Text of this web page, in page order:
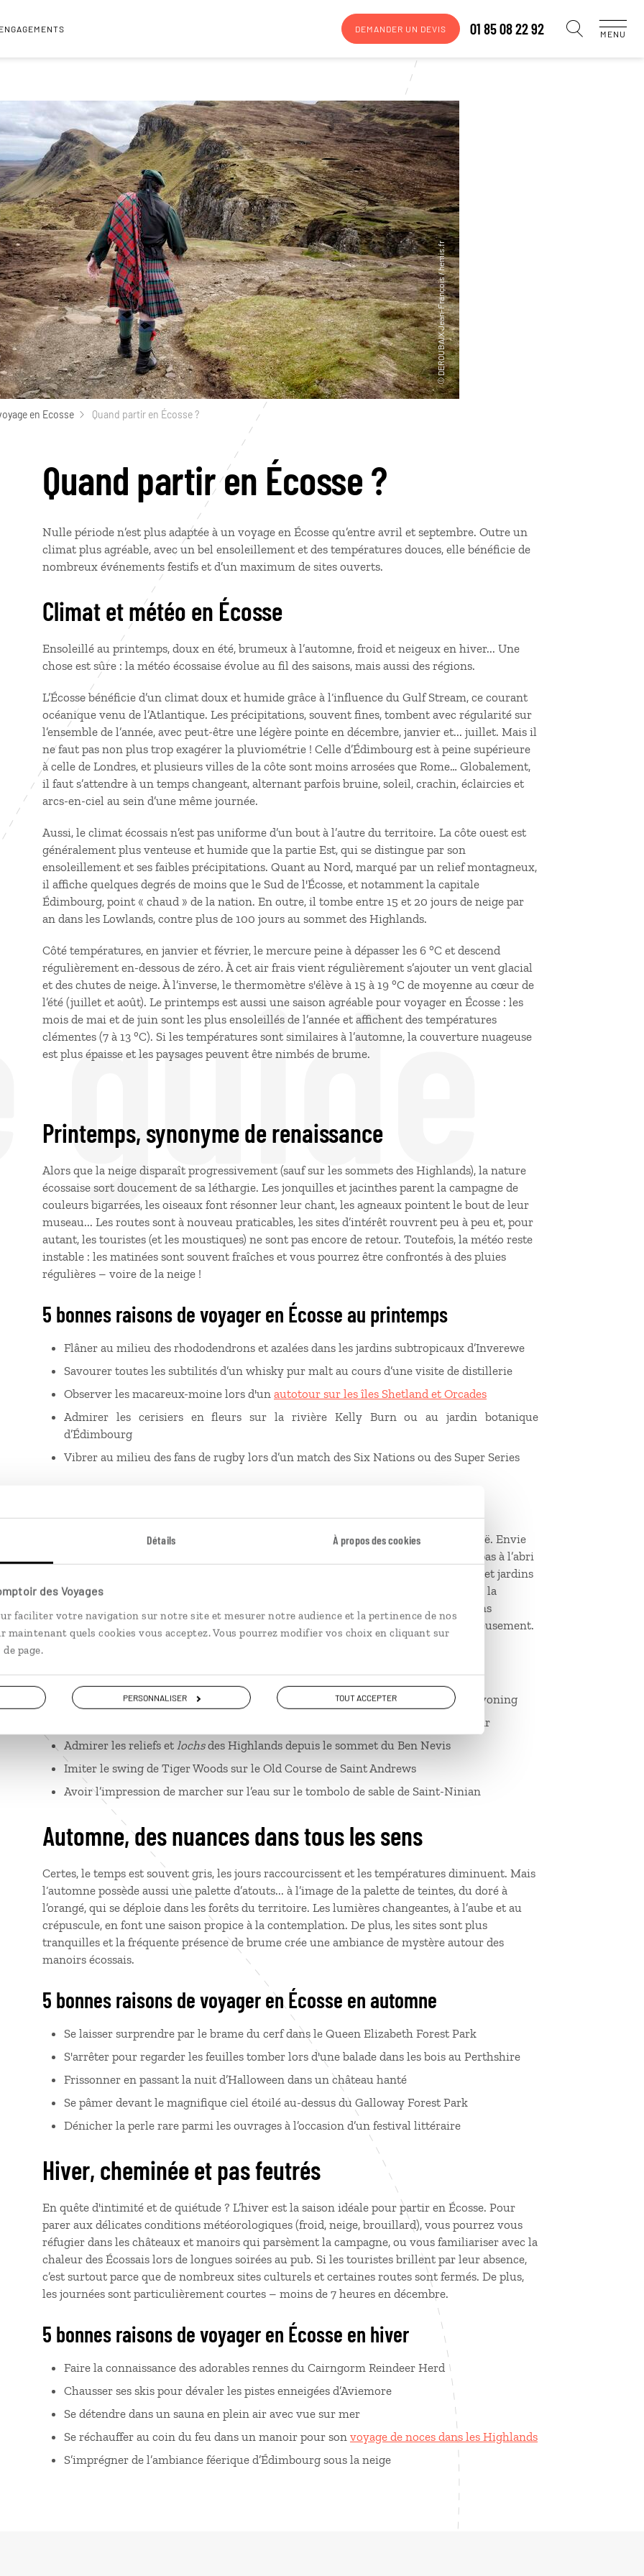
Détails À propos des cookies
des Voyages
faciliter votre navigation sur notre site et mesurer notre audience et la pertinence de nos
maintenant quels cookies vous acceptez. Vous pourrez modifier vos choix en cliquant sur
page.
PERSONNALISER TOUT ACCEPTER
DEMANDER UN DEVIS 01 85 08 22 92 MENU
en Ecosse Quand partir en Écosse ?
guide
Quand partir en Écosse ?
Nulle période n’est plus adaptée à un voyage en Écosse qu’entre avril et septembre. Outre un
climat plus agréable, avec un bel ensoleillement et des températures douces, elle bénéficie de
nombreux événements festifs et d’un maximum de sites ouverts.
Climat et météo en Écosse
Ensoleillé au printemps, doux en été, brumeux à l’automne, froid et neigeux en hiver... Une
chose est sûre : la météo écossaise évolue au fil des saisons, mais aussi des régions.
L’Écosse bénéficie d’un climat doux et humide grâce à l‘influence du Gulf Stream, ce courant
océanique venu de l’Atlantique. Les précipitations, souvent fines, tombent avec régularité sur
l’ensemble de l’année, avec peut-être une légère pointe en décembre, janvier et... juillet. Mais il
ne faut pas non plus trop exagérer la pluviométrie ! Celle d’Édimbourg est à peine supérieure
à celle de Londres, et plusieurs villes de la côte sont moins arrosées que Rome… Globalement,
il faut s’attendre à un temps changeant, alternant parfois bruine, soleil, crachin, éclaircies et
arcs-en-ciel au sein d’une même journée.
Aussi, le climat écossais n’est pas uniforme d’un bout à l’autre du territoire. La côte ouest est
généralement plus venteuse et humide que la partie Est, qui se distingue par son
ensoleillement et ses faibles précipitations. Quant au Nord, marqué par un relief montagneux,
il affiche quelques degrés de moins que le Sud de l'Écosse, et notamment la capitale
Édimbourg, point « chaud » de la nation. En outre, il tombe entre 15 et 20 jours de neige par
an dans les Lowlands, contre plus de 100 jours au sommet des Highlands.
Côté températures, en janvier et février, le mercure peine à dépasser les 6 °C et descend
régulièrement en-dessous de zéro. À cet air frais vient régulièrement s’ajouter un vent glacial
et des chutes de neige. À l’inverse, le thermomètre s'élève à 15 à 19 °C de moyenne au cœur de
l’été (juillet et août). Le printemps est aussi une saison agréable pour voyager en Écosse : les
mois de mai et de juin sont les plus ensoleillés de l’année et affichent des températures
clémentes (7 à 13 °C). Si les températures sont similaires à l’automne, la couverture nuageuse
est plus épaisse et les paysages peuvent être nimbés de brume.
Printemps, synonyme de renaissance
Alors que la neige disparaît progressivement (sauf sur les sommets des Highlands), la nature
écossaise sort doucement de sa léthargie. Les jonquilles et jacinthes parent la campagne de
couleurs bigarrées, les oiseaux font résonner leur chant, les agneaux pointent le bout de leur
museau... Les routes sont à nouveau praticables, les sites d’intérêt rouvrent peu à peu et, pour
autant, les touristes (et les moustiques) ne sont pas encore de retour. Toutefois, la météo reste
instable : les matinées sont souvent fraîches et vous pourrez être confrontés à des pluies
régulières – voire de la neige !
5 bonnes raisons de voyager en Écosse au printemps
Flâner au milieu des rhododendrons et azalées dans les jardins subtropicaux d’Inverewe
Savourer toutes les subtilités d’un whisky pur malt au cours d’une visite de distillerie
Observer les macareux-moine lors d'un autotour sur les îles Shetland et Orcades
Admirer les cerisiers en fleurs sur la rivière Kelly Burn ou au jardin botanique
d’Édimbourg
Vibrer au milieu des fans de rugby lors d’un match des Six Nations ou des Super Series
La douceur des étés écossais se prête à une foule d’activités, de la randonnée au canoë. Envie
? C’est également possible, même si vous n’êtes pas à l’abri
de quelques nuages et averses. Avec le rallongement des journées, les sites culturels et jardins
ouvrent grand leurs portes, et les
: la
fréquentation touristique est très élevée à cette période. Sans oublier les moucherons
écossais, ou midges, qui pullulent près des
et dont les piqûres démangent furieusement.
Se laisser porter par le courant de la rivière Tummel lors d’une descente de canyoning
Rester bouche bée devant les épreuves de force des Highlands Games de Braemar
Admirer les reliefs et lochsdes Highlands depuis le sommet du Ben Nevis
Imiter le swing de Tiger Woods sur le Old Course de Saint Andrews
Avoir l’impression de marcher sur l’eau sur le tombolo de sable de Saint-Ninian
Automne, des nuances dans tous les sens
Certes, le temps est souvent gris, les jours raccourcissent et les températures diminuent. Mais
l‘automne possède aussi une palette d’atouts... à l’image de la palette de teintes, du doré à
l’orangé, qui se déploie dans les forêts du territoire. Les lumières changeantes, à l’aube et au
crépuscule, en font une saison propice à la contemplation. De plus, les sites sont plus
tranquilles et la fréquente présence de brume crée une ambiance de mystère autour des
manoirs écossais.
5 bonnes raisons de voyager en Écosse en automne
Se laisser surprendre par le brame du cerf dans le Queen Elizabeth Forest Park
S'arrêter pour regarder les feuilles tomber lors d'une balade dans les bois au Perthshire
Frissonner en passant la nuit d’Halloween dans un château hanté
Se pâmer devant le magnifique ciel étoilé au-dessus du Galloway Forest Park
Dénicher la perle rare parmi les ouvrages à l’occasion d’un festival littéraire
Hiver, cheminée et pas feutrés
En quête d'intimité et de quiétude ? L’hiver est la saison idéale pour partir en Écosse. Pour
parer aux délicates conditions météorologiques (froid, neige, brouillard), vous pourrez vous
réfugier dans les châteaux et manoirs qui parsèment la campagne, ou vous familiariser avec la
chaleur des Écossais lors de longues soirées au pub. Si les touristes brillent par leur absence,
c’est surtout parce que de nombreux sites culturels et certaines routes sont fermés. De plus,
les journées sont particulièrement courtes – moins de 7 heures en décembre.
5 bonnes raisons de voyager en Écosse en hiver
Faire la connaissance des adorables rennes du Cairngorm Reindeer Herd
Chausser ses skis pour dévaler les pistes enneigées d’Aviemore
Se détendre dans un sauna en plein air avec vue sur mer
Se réchauffer au coin du feu dans un manoir pour son voyage de noces dans les Highlands
S’imprégner de l’ambiance féerique d’Édimbourg sous la neige